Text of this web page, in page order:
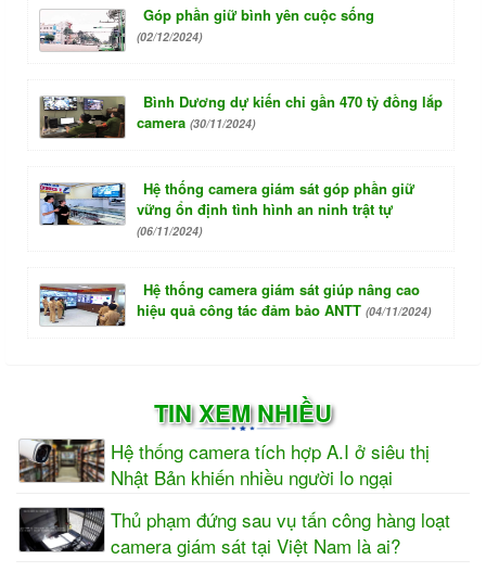
Góp phần giữ bình yên cuộc sống
(02/12/2024)
Bình Dương dự kiến chi gần 470 tỷ đồng lắp
camera (30/11/2024)
Hệ thống camera giám sát góp phần giữ
vững ổn định tình hình an ninh trật tự
(06/11/2024)
Hệ thống camera giám sát giúp nâng cao
hiệu quả công tác đảm bảo ANTT (04/11/2024)
TIN XEM NHIỀU
Hệ thống camera tích hợp A.I ở siêu thị
Nhật Bản khiến nhiều người lo ngại
Thủ phạm đứng sau vụ tấn công hàng loạt
camera giám sát tại Việt Nam là ai?